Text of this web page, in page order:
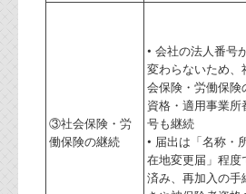
③社会保険・労
働保険の継続
• 会社の法人番号
変わらないため、
会保険・労働保険
資格・適用事業所
号も継続
• 届出は「名称・
在地変更届」程度
済み、再加入の手